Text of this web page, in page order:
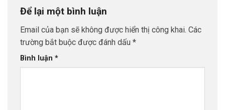
Để lại một bình luận
Email của bạn sẽ không được hiển thị công khai. Các
trường bắt buộc được đánh dấu *
Bình luận *